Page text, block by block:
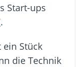
Start-ups
.
Stück
die Technik